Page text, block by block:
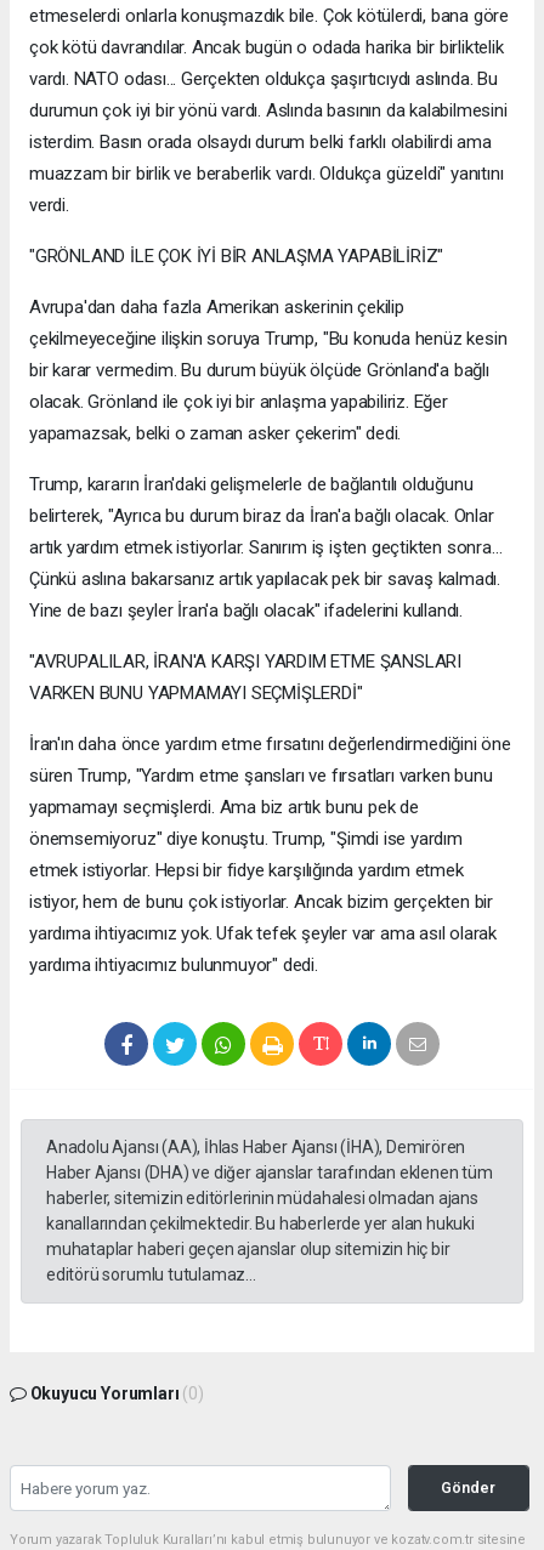
etmeselerdi onlarla konuşmazdık bile. Çok kötülerdi, bana göre
çok kötü davrandılar. Ancak bugün o odada harika bir birliktelik
vardı. NATO odası... Gerçekten oldukça şaşırtıcıydı aslında. Bu
durumun çok iyi bir yönü vardı. Aslında basının da kalabilmesini
isterdim. Basın orada olsaydı durum belki farklı olabilirdi ama
muazzam bir birlik ve beraberlik vardı. Oldukça güzeldi" yanıtını
verdi.
"GRÖNLAND İLE ÇOK İYİ BİR ANLAŞMA YAPABİLİRİZ"
Avrupa'dan daha fazla Amerikan askerinin çekilip
çekilmeyeceğine ilişkin soruya Trump, "Bu konuda henüz kesin
bir karar vermedim. Bu durum büyük ölçüde Grönland'a bağlı
olacak. Grönland ile çok iyi bir anlaşma yapabiliriz. Eğer
yapamazsak, belki o zaman asker çekerim" dedi.
Trump, kararın İran'daki gelişmelerle de bağlantılı olduğunu
belirterek, "Ayrıca bu durum biraz da İran'a bağlı olacak. Onlar
artık yardım etmek istiyorlar. Sanırım iş işten geçtikten sonra...
Çünkü aslına bakarsanız artık yapılacak pek bir savaş kalmadı.
Yine de bazı şeyler İran'a bağlı olacak" ifadelerini kullandı.
"AVRUPALILAR, İRAN'A KARŞI YARDIM ETME ŞANSLARI
VARKEN BUNU YAPMAMAYI SEÇMİŞLERDİ"
İran'ın daha önce yardım etme fırsatını değerlendirmediğini öne
süren Trump, "Yardım etme şansları ve fırsatları varken bunu
yapmamayı seçmişlerdi. Ama biz artık bunu pek de
önemsemiyoruz" diye konuştu. Trump, "Şimdi ise yardım
etmek istiyorlar. Hepsi bir fidye karşılığında yardım etmek
istiyor, hem de bunu çok istiyorlar. Ancak bizim gerçekten bir
yardıma ihtiyacımız yok. Ufak tefek şeyler var ama asıl olarak
yardıma ihtiyacımız bulunmuyor" dedi.
Anadolu Ajansı (AA), İhlas Haber Ajansı (İHA), Demirören
Haber Ajansı (DHA) ve diğer ajanslar tarafından eklenen tüm
haberler, sitemizin editörlerinin müdahalesi olmadan ajans
kanallarından çekilmektedir. Bu haberlerde yer alan hukuki
muhataplar haberi geçen ajanslar olup sitemizin hiç bir
editörü sorumlu tutulamaz...
Okuyucu Yorumları (0)
Gönder
Yorum yazarak Topluluk Kuralları’nı kabul etmiş bulunuyor ve kozatv.com.tr sitesine